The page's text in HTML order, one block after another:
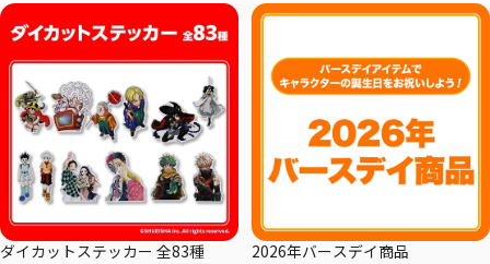
ダイカットステッカー 全83種 2026年バースデイ商品